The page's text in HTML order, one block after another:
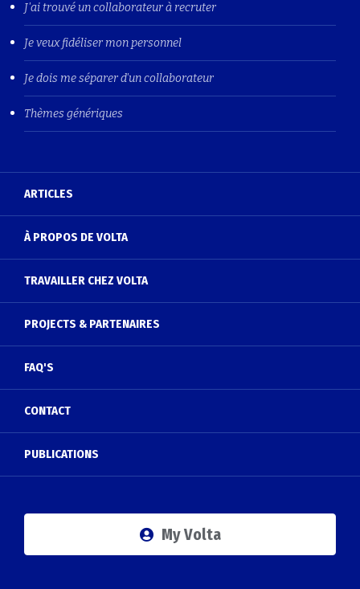
J'ai trouvé un collaborateur à recruter
Je veux fidéliser mon personnel
Je dois me séparer d'un collaborateur
Thèmes génériques
ARTICLES
À PROPOS DE VOLTA
TRAVAILLER CHEZ VOLTA
PROJECTS & PARTENAIRES
FAQ'S
CONTACT
PUBLICATIONS
My Volta